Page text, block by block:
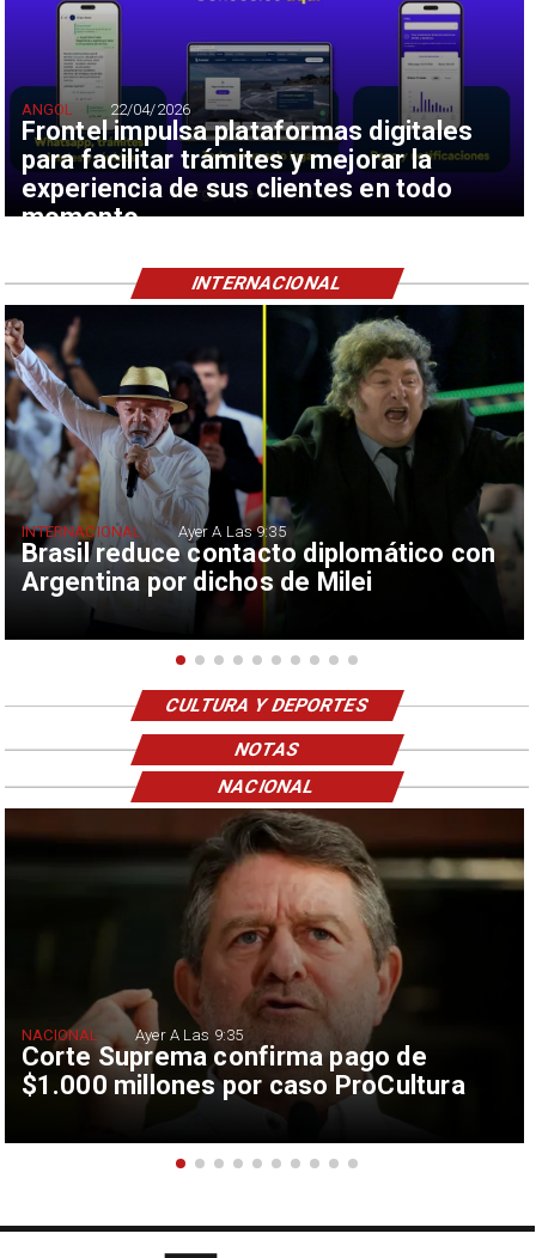
Frontel impulsa plataformas digitales
para facilitar trámites y mejorar la
experiencia de sus clientes en todo
momento
ANGOL 22/04/2026
Brasil reduce contacto diplomático con
Argentina por dichos de Milei
INTERNACIONAL Ayer A Las 9:35
INTERNACIONAL
CULTURA Y DEPORTES
NOTAS
Corte Suprema confirma pago de
$1.000 millones por caso ProCultura
NACIONAL Ayer A Las 9:35
NACIONAL